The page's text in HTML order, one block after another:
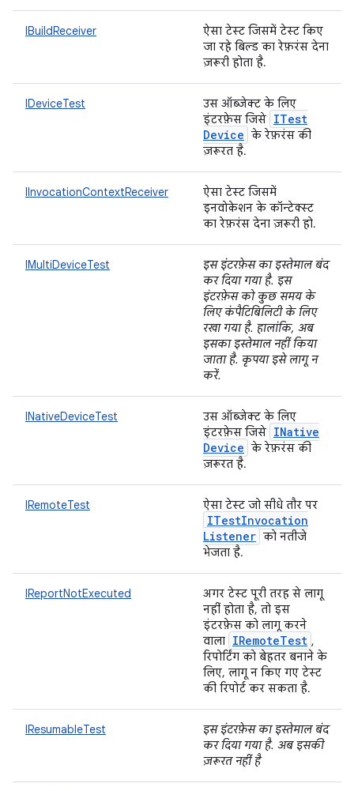
IBuildReceiver
ऐसा टेस्ट जिसमें टेस्ट किए
जा रहे बिल्ड का रेफ़रंस देना
ज़रूरी होता है.
IDeviceTest
उस ऑब्जेक्ट के लिए
इंटरफ़ेस जिसे ITest
Device के रेफ़रंस की
ज़रूरत है.
IInvocationContextReceiver
ऐसा टेस्ट जिसमें
इनवोकेशन के कॉन्टेक्स्ट
का रेफ़रंस देना ज़रूरी हो.
IMultiDeviceTest
इस इंटरफ़ेस का इस्तेमाल बंद
कर दिया गया है. इस
इंटरफ़ेस को कुछ समय के
लिए कंपैटिबिलिटी के लिए
रखा गया है. हालांकि, अब
इसका इस्तेमाल नहीं किया
जाता है. कृपया इसे लागू न
करें.
INativeDeviceTest
उस ऑब्जेक्ट के लिए
इंटरफ़ेस जिसे INative
Device के रेफ़रंस की
ज़रूरत है.
IRemoteTest ऐसा टेस्ट जो सीधे तौर पर
ITestInvocation
Listener को नतीजे
भेजता है.
IReportNotExecuted
अगर टेस्ट पूरी तरह से लागू
नहीं होता है, तो इस
इंटरफ़ेस को लागू करने
वाला IRemoteTest ,
रिपोर्टिंग को बेहतर बनाने के
लिए, लागू न किए गए टेस्ट
की रिपोर्ट कर सकता है.
IResumableTest
इस इंटरफ़ेस का इस्तेमाल बंद
कर दिया गया है. अब इसकी
ज़रूरत नहीं है